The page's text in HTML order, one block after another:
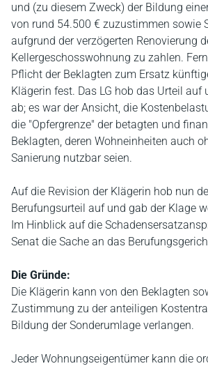
und (zu diesem Zweck) der Bildung
von rund 54.500 € zuzustimmen sowie
aufgrund der verzögerten Renovierung
Kellergeschosswohnung zu zahlen.
Pflicht der Beklagten zum Ersatz
Klägerin fest. Das LG hob das Urteil auf
ab; es war der Ansicht, die
die "Opfergrenze" der betagten und
Beklagten, deren Wohneinheiten auch
Sanierung nutzbar seien.
Auf die Revision der Klägerin hob nun
Berufungsurteil auf und gab der Klage
Im Hinblick auf die
Senat die Sache an das
Die Gründe:
Die Klägerin kann von den Beklagten
Zustimmung zu der anteiligen
Bildung der Sonderumlage verlangen.
Jeder Wohnungseigentümer kann die